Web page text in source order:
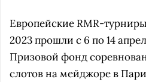
Европейские RMR-
2023 прошли с 6 по 14
Призовой фонд
слотов на мейджоре в